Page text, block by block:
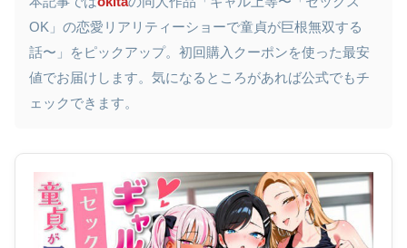
OK」の恋愛リアリティーショーで童貞が巨根無双する
話〜」をピックアップ。初回購入クーポンを使った最安
値でお届けします。気になるところがあれば公式でもチ
ェックできます。